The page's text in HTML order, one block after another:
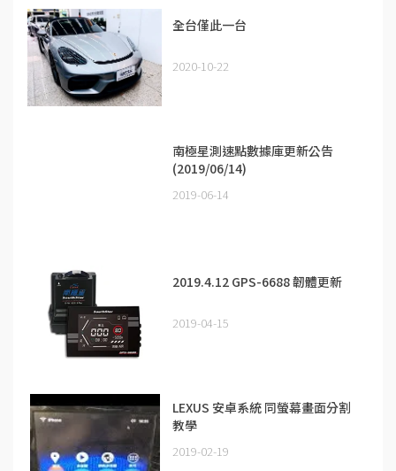
全台僅此一台
2020-10-22
南極星測速點數據庫更新公告
(2019/06/14)
2019-06-14
2019.4.12 GPS-6688 韌體更新
2019-04-15
LEXUS 安卓系統 同螢幕畫面分割
教學
2019-02-19